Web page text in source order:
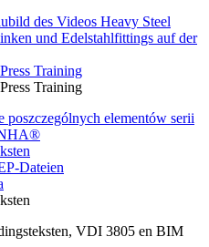
Training
Training
Dateien
VDI 3805 en BIM